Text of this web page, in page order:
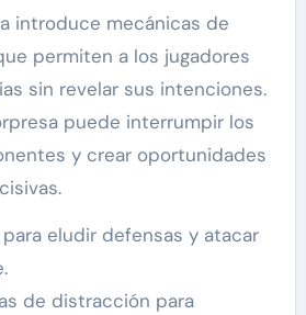
introduce mecánicas de
permiten a los jugadores
sin revelar sus intenciones.
puede interrumpir los
y crear oportunidades
eludir defensas y atacar
de distracción para